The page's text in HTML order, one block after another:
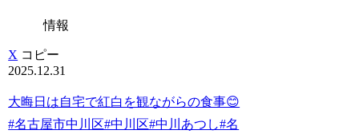
情報
X コピー
2025.12.31
大晦日は自宅で紅白を観ながらの食事😊
#名古屋市中川区#中川区#中川あつし#名